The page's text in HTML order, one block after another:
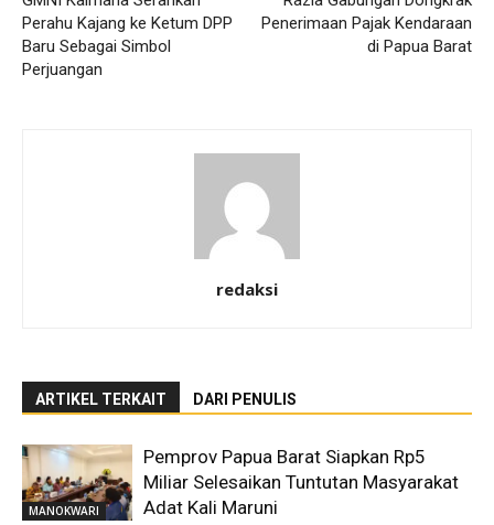
Perahu Kajang ke Ketum DPP
Baru Sebagai Simbol
Perjuangan
Penerimaan Pajak Kendaraan
di Papua Barat
redaksi
ARTIKEL TERKAIT DARI PENULIS
MANOKWARI
Pemprov Papua Barat Siapkan Rp5
Miliar Selesaikan Tuntutan Masyarakat
Adat Kali Maruni